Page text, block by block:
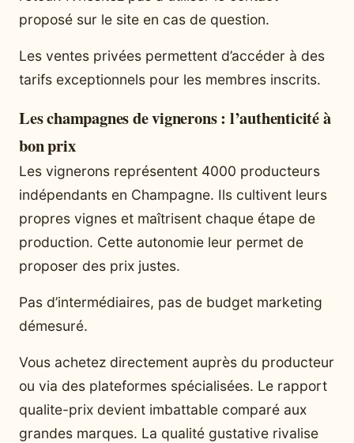
proposé sur le site en cas de question.
Les ventes privées permettent d’accéder à des
tarifs exceptionnels pour les membres inscrits.
Les champagnes de vignerons : l’authenticité à
bon prix
Les vignerons représentent 4000 producteurs
indépendants en Champagne. Ils cultivent leurs
propres vignes et maîtrisent chaque étape de
production. Cette autonomie leur permet de
proposer des prix justes.
Pas d’intermédiaires, pas de budget marketing
démesuré.
Vous achetez directement auprès du producteur
ou via des plateformes spécialisées. Le rapport
qualite-prix devient imbattable comparé aux
grandes marques. La qualité gustative rivalise